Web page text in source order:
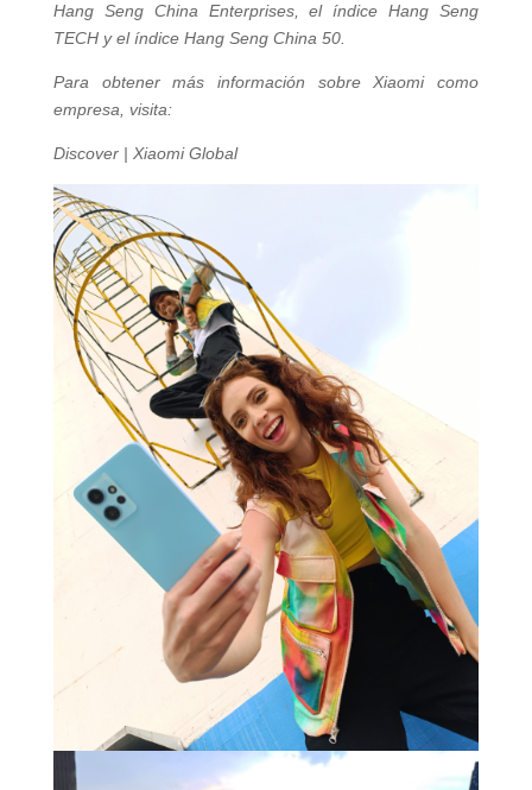
Hang Seng China Enterprises, el índice Hang Seng
TECH y el índice Hang Seng China 50.
Para obtener más información sobre Xiaomi como
empresa, visita:
Discover | Xiaomi Global